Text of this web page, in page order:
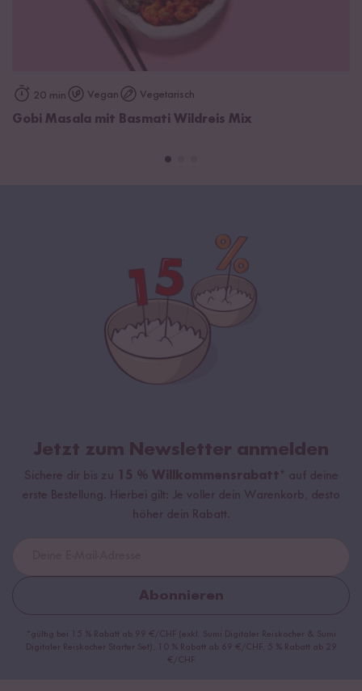
20 min Vegan Vegetarisch
Gobi Masala mit Basmati Wildreis Mix
Jetzt zum Newsletter anmelden
Sichere dir bis zu 15 % Willkommensrabatt* auf deine
erste Bestellung. Hierbei gilt: Je voller dein Warenkorb, desto
höher dein Rabatt.
Abonnieren
*gültig bei 15 % Rabatt ab 99 €/CHF (exkl. Sumi Digitaler Reiskocher & Sumi
Digitaler Reiskocher Starter Set), 10 % Rabatt ab 69 €/CHF, 5 % Rabatt ab 29
€/CHF